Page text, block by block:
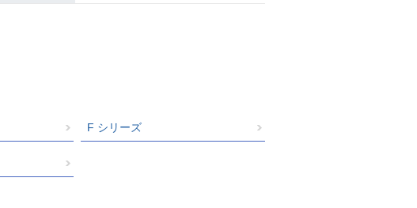
F シリーズ